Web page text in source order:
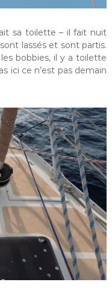
sa toilette – il fait nuit
lassés et sont partis.
bobbies, il y a toilette
ici ce n’est pas demain